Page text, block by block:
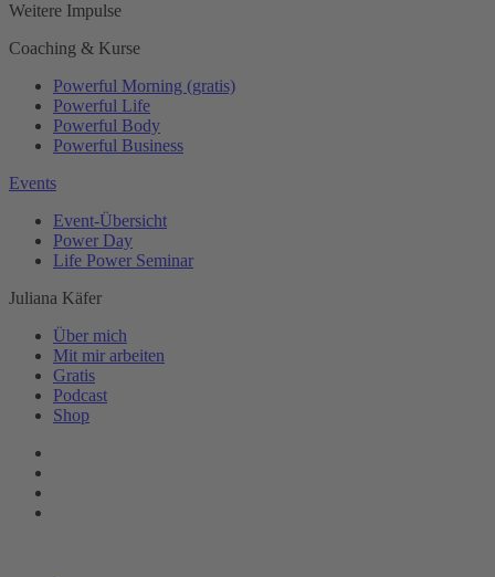
Weitere Impulse
Coaching & Kurse
Powerful Morning (gratis)
Powerful Life
Powerful Body
Powerful Business
Events
Event-Übersicht
Power Day
Life Power Seminar
Juliana Käfer
Über mich
Mit mir arbeiten
Gratis
Podcast
Shop